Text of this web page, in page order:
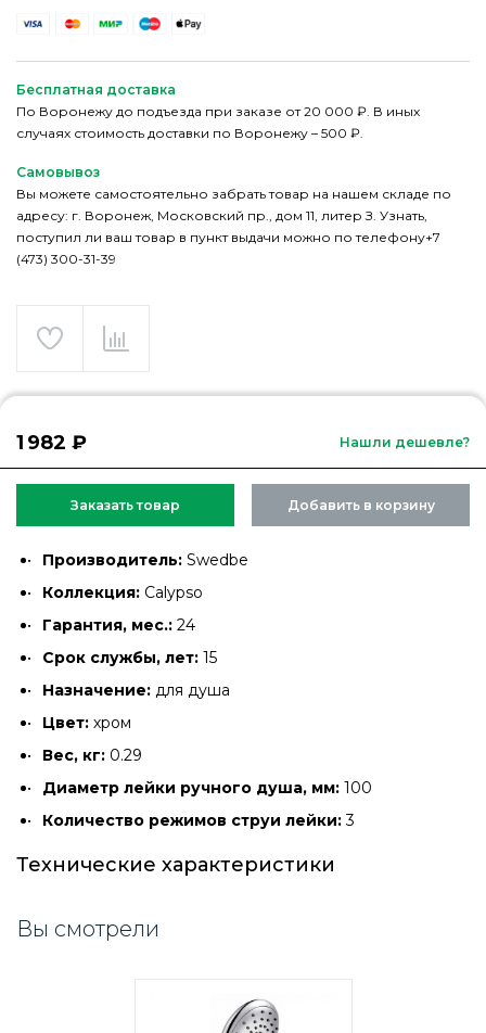
Бесплатная доставка
По Воронежу до подъезда при заказе от 20 000 ₽. В иных
случаях стоимость доставки по Воронежу – 500 ₽.
Самовывоз
Вы можете самостоятельно забрать товар на нашем складе по
адресу: г. Воронеж, Московский пр., дом 11, литер З. Узнать,
поступил ли ваш товар в пункт выдачи можно по телефону+7
(473) 300-31-39
1 982 ₽ Нашли дешевле?
Заказать товар Добавить в корзину
Производитель: Swedbe
Коллекция: Calypso
Гарантия, мес.: 24
Срок службы, лет: 15
Назначение: для душа
Цвет: хром
Вес, кг: 0.29
Диаметр лейки ручного душа, мм: 100
Количество режимов струи лейки:3
Технические характеристики
Вы смотрели